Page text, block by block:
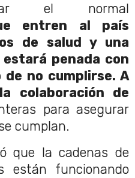
el normal
entren al país
de salud y una
penada con
no cumplirse. A
colaboración de
para asegurar
cumplan.
que la cadenas de
están funcionando